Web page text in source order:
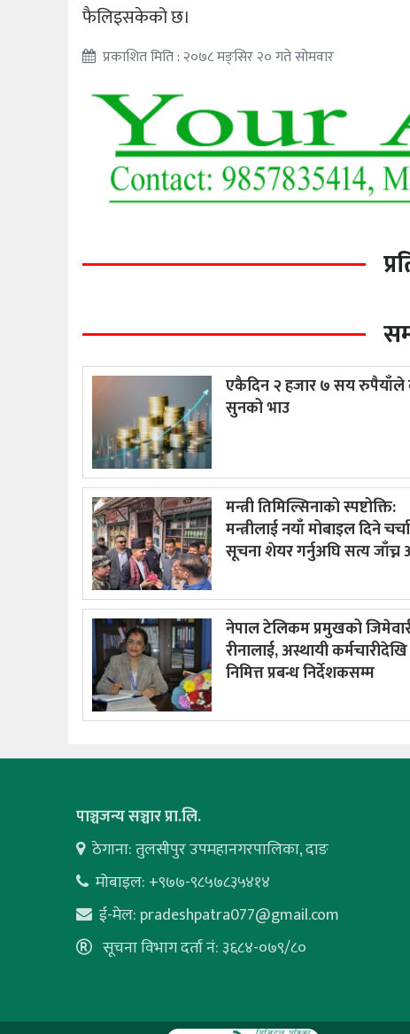
फैलिइसकेको छ।
प्रकाशित मिति : २०७८ मङ्सिर २० गते सोमवार
एकैदिन २ हजार ७ सय रुपैयाँले
सुनको भाउ
मन्त्री तिमिल्सिनाको स्पष्टोक्ति:
मन्त्रीलाई नयाँ मोबाइल दिने
सूचना शेयर गर्नुअघि सत्य जाँच्न
नेपाल टेलिकम प्रमुखको
रीनालाई, अस्थायी कर्मचारीदेखि
निमित्त प्रबन्ध निर्देशकसम्म
पाञ्चजन्य सञ्चार प्रा.लि.
ठेगाना: तुलसीपुर उपमहानगरपालिका, दाङ
मोबाइल: +९७७-९८५७८३५४१४
ई-मेल: pradeshpatra077@gmail.com
सूचना विभाग दर्ता नं: ३६८४-०७९/८०